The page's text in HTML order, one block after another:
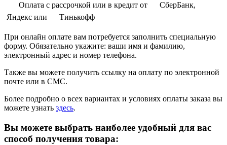
Оплата с рассрочкой или в кредит от
СберБанк,
Яндекс или
Тинькофф
При онлайн оплате вам потребуется заполнить специальную
форму. Обязательно укажите: ваши имя и фамилию,
электронный адрес и номер телефона.
Также вы можете получить ссылку на оплату по электронной
почте или в СМС.
Более подробно о всех вариантах и условиях оплаты заказа вы
можете узнать здесь.
Вы можете выбрать наиболее удобный для вас
способ получения товара: